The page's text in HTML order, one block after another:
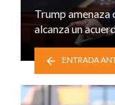
Trump amenaza
alcanza un
ENTRADA